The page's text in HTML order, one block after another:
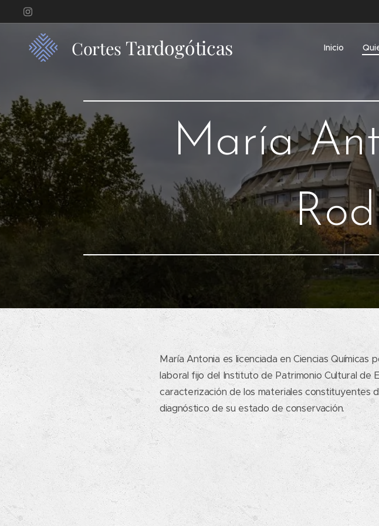
Cortes Tardogóticas Inicio
María
María Antonia es licenciada en Ciencias
laboral fijo del Instituto de Patrimonio Cultural de
caracterización de los materiales constituyentes
diagnóstico de su estado de conservación.